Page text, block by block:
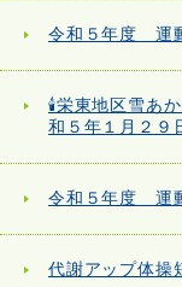
令和５年度 運
🕯栄東地区雪あ
和５年１月２９
令和５年度 運
代謝アップ体操